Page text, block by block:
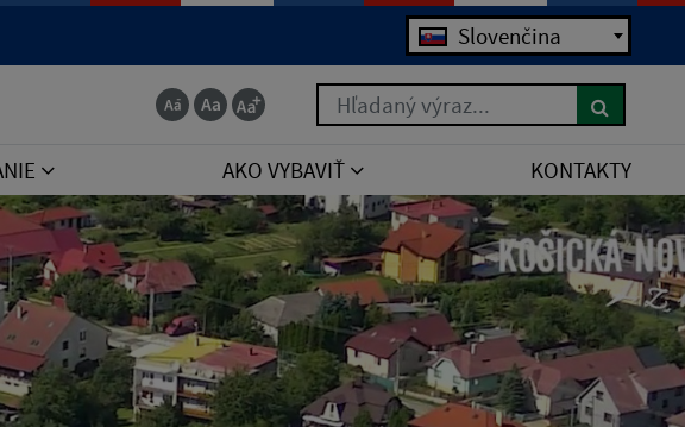
Slovenčina
Hľadaný výraz...
AKO VYBAVIŤ KONTAKTY